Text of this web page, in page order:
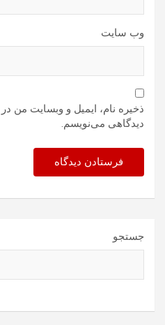
وب‌ سایت
ذخیره نام، ایمیل و وبسایت من
دیدگاهی می‌نویسم.
جستجو